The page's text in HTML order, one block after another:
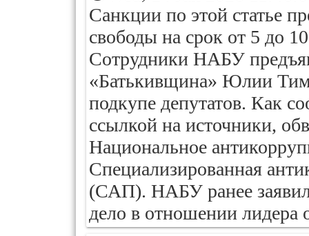
Санкции по этой статье
свободы на срок от 5 до
Сотрудники НАБУ
«Батькивщина» Юлии
подкупе депутатов. Как
ссылкой на источники,
Национальное
Специализированная
(САП). НАБУ ранее
дело в отношении